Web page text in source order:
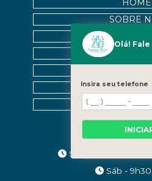
HOME
SOBRE
MURAL DE
MAPA DO
Seg a Sex - 9h às
Sáb - 9h30
Olá!
Insira seu telefone